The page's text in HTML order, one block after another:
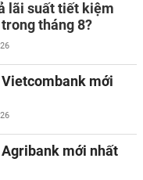
lãi suất tiết kiệm
tháng 8?
mới
mới nhất